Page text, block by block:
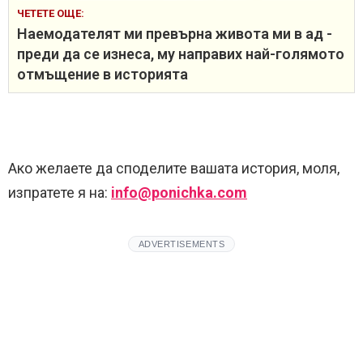
ЧЕТЕТЕ ОЩЕ:
Наемодателят ми превърна живота ми в ад -
преди да се изнеса, му направих най-голямото
отмъщение в историята
Ако желаете да споделите вашата история, моля,
изпратете я на: info@ponichka.com
ADVERTISEMENTS